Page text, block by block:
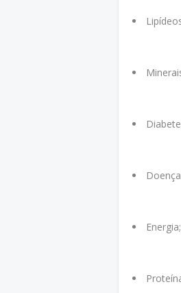
Energia;